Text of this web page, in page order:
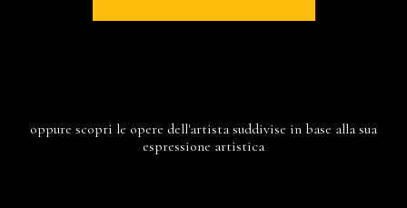
oppure scopri le opere dell'artista suddivise in base alla sua
espressione artistica